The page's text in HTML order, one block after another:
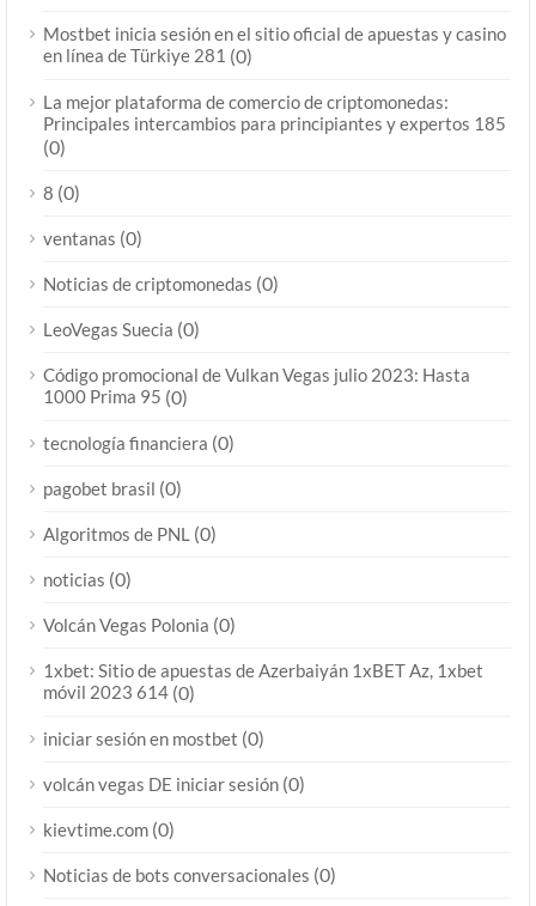
Mostbet inicia sesión en el sitio oficial de apuestas y casino
en línea de Türkiye 281 (0)
La mejor plataforma de comercio de criptomonedas:
Principales intercambios para principiantes y expertos 185
(0)
8 (0)
ventanas (0)
Noticias de criptomonedas (0)
LeoVegas Suecia (0)
Código promocional de Vulkan Vegas julio 2023: Hasta
1000 Prima 95 (0)
tecnología financiera (0)
pagobet brasil (0)
Algoritmos de PNL (0)
noticias (0)
Volcán Vegas Polonia (0)
1xbet: Sitio de apuestas de Azerbaiyán 1xBET Az, 1xbet
móvil 2023 614 (0)
iniciar sesión en mostbet (0)
volcán vegas DE iniciar sesión (0)
kievtime.com (0)
Noticias de bots conversacionales (0)